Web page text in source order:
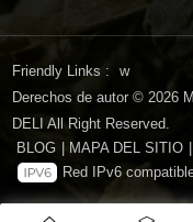
Friendly Links :
w
Derechos de autor © 2026
DELI All Right Reserved.
BLOG
MAPA DEL SITIO
Red IPv6